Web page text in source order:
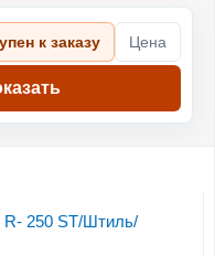
к заказу Цена
R- 250 ST/Штиль/